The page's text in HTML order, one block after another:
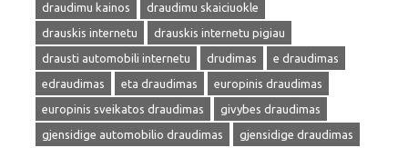
draudimu kainos
draudimu skaiciuokle
drauskis internetu
drauskis internetu pigiau
drausti automobili internetu
drudimas
e draudimas
edraudimas
eta draudimas
europinis draudimas
europinis sveikatos draudimas
givybes draudimas
gjensidige automobilio draudimas
gjensidige draudimas